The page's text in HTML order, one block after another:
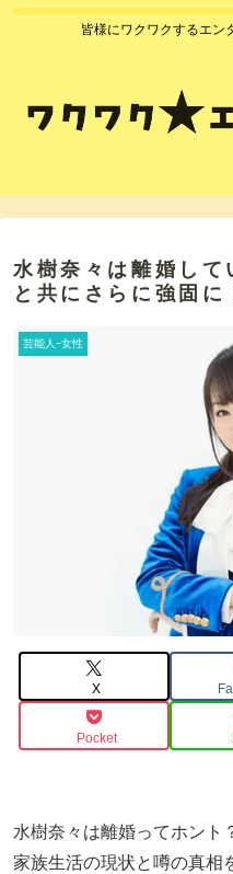
皆様にワクワクするエン
水樹奈々は離婚して
と共にさらに強固に
芸能人ｰ女性
X
Pocket
水樹奈々は離婚ってホント
家族生活の現状と噂の真相